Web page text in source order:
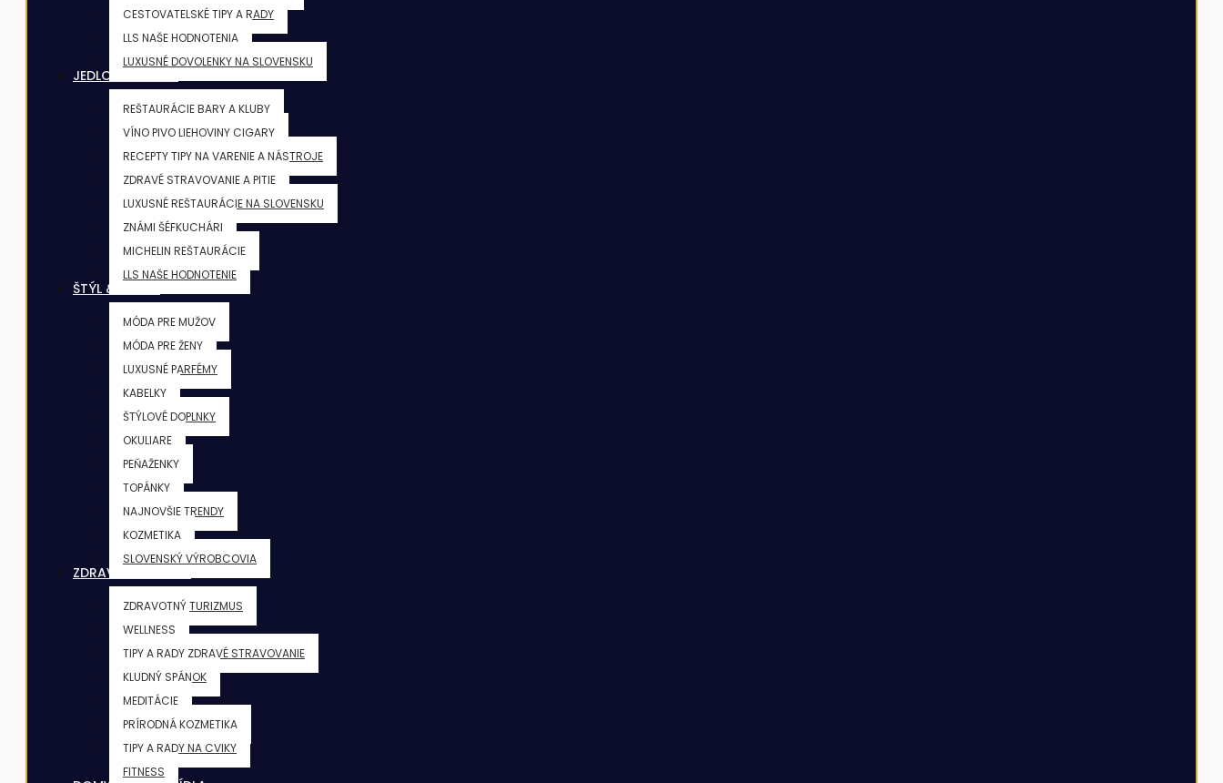
CESTOVATELSKÉ TIPY A RADY
LLS NAŠE HODNOTENIA
LUXUSNÉ DOVOLENKY NA SLOVENSKU
JEDLO & NÁPOJE
REŠTAURÁCIE BARY A KLUBY
VÍNO PIVO LIEHOVINY CIGARY
RECEPTY TIPY NA VARENIE A NÁSTROJE
ZDRAVÉ STRAVOVANIE A PITIE
LUXUSNÉ REŠTAURÁCIE NA SLOVENSKU
ZNÁMI ŠÉFKUCHÁRI
MICHELIN REŠTAURÁCIE
LLS NAŠE HODNOTENIE
ŠTÝL & KRÁSA
MÓDA PRE MUŽOV
MÓDA PRE ŽENY
LUXUSNÉ PARFÉMY
KABELKY
ŠTÝLOVÉ DOPLNKY
OKULIARE
PEŇAŽENKY
TOPÁNKY
NAJNOVŠIE TRENDY
KOZMETIKA
SLOVENSKÝ VÝROBCOVIA
ZDRAVIE & FITNESS
ZDRAVOTNÝ TURIZMUS
WELLNESS
TIPY A RADY ZDRAVÉ STRAVOVANIE
KLUDNÝ SPÁNOK
MEDITÁCIE
PRÍRODNÁ KOZMETIKA
TIPY A RADY NA CVIKY
FITNESS